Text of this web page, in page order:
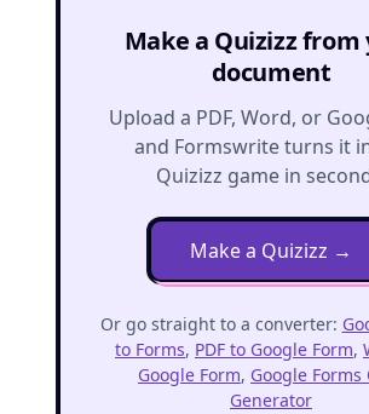
Make a Quizizz from
document
Upload a PDF, Word, or
and Formswrite turns it
Quizizz game in
Make a Quizizz →
Or go straight to a converter:
to Forms, PDF to Google Form,
Google Form, Google Forms
Generator